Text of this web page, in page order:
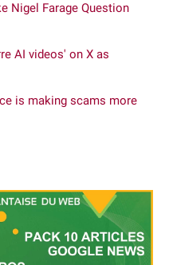
Nigel Farage Question
AI videos' on X as
is making scams more